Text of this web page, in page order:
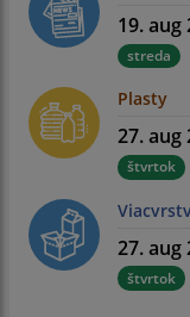
19. aug
streda
Plasty
27. aug
štvrtok
27. aug
štvrtok